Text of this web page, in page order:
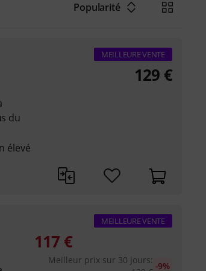
Popularité
du
élevé
MEILLEURE VENTE
129 €
MEILLEURE VENTE
117 €
Meilleur prix sur 30 jours:
-9%